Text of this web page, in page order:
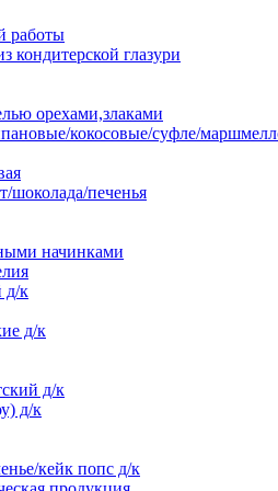
работы
кондитерской глазури
орехами,злаками
кокосовые/суфле/
шоколада/печенья
начинками
д/к
д/к
д/к
д/к
кейк попс д/к